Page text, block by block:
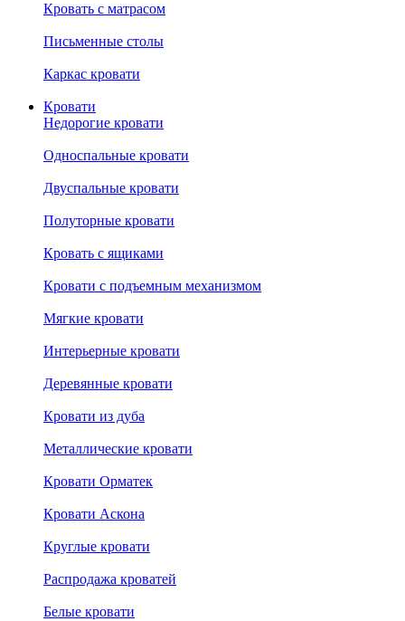
Кровать с матрасом
Письменные столы
Каркас кровати
Кровати
Недорогие кровати
Односпальные кровати
Двуспальные кровати
Полуторные кровати
Кровать с ящиками
Кровати с подъемным механизмом
Мягкие кровати
Интерьерные кровати
Деревянные кровати
Кровати из дуба
Металлические кровати
Кровати Орматек
Кровати Аскона
Круглые кровати
Распродажа кроватей
Белые кровати